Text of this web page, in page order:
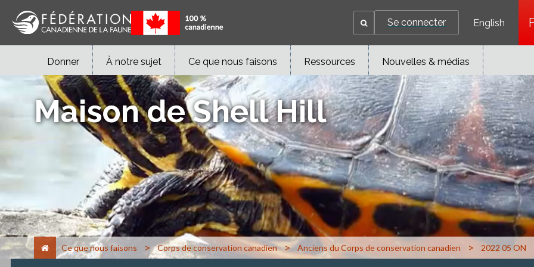
Se connecter English
Donner À notre sujet Ce que nous faisons Ressources Nouvelles & médias
Maison de Shell Hill
Ce que nous faisons > Corps de conservation canadien > Anciens du Corps de conservation canadien > 2022 05 ON